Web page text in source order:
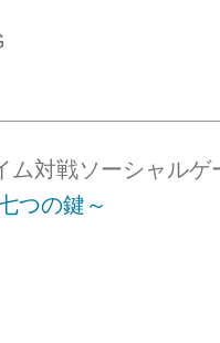
ム対戦ソーシャルゲ
つの鍵～